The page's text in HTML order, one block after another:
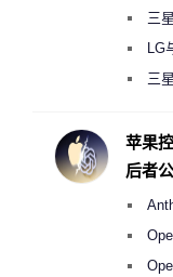
三
月销LG
偷偷共
三
度
苹果
后者
《人工
2000